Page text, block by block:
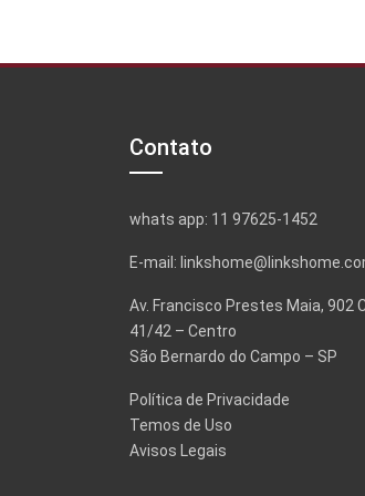
Contato
whats app: 11 97625-1452
E-mail:
Av. Francisco Prestes Maia, 902
41/42 – Centro
São Bernardo do Campo – SP
Política de Privacidade
Temos de Uso
Avisos Legais